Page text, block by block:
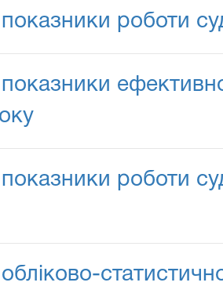
показники роботи
показники роботи